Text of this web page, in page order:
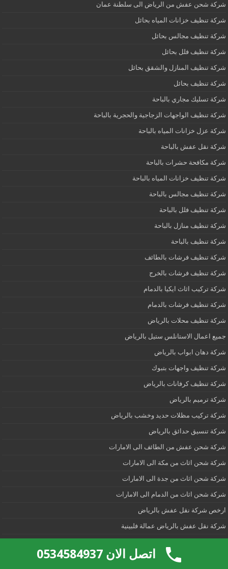
شركة شحن عفش من الرياض الى سلطنة عمان
شركة تنظيف خزانات المياه بحائل
شركة تنظيف مجالس بحائل
شركة تنظيف فلل بحائل
شركة تنظيف المنازل والشقق بحائل
شركة تنظيف بحائل
شركة تسليك مجاري بالباحة
شركة تنظيف الواجهات الزجاجية والحجرية بالباحة
شركة عزل خزانات المياه بالباحة
شركة نقل عفش بالباحة
شركة مكافحة حشرات بالباحة
شركة تنظيف خزانات المياه بالباحة
شركة تنظيف مجالس بالباحة
شركة تنظيف فلل بالباحة
شركة تنظيف منازل بالباحة
شركة تنظيف بالباحة
شركة تنظيف فرشات بالطائف
شركة تنظيف فرشات بالخرج
شركة تركيب اثاث ايكيا بالدمام
شركة تنظيف فرشات بالدمام
شركة تنظيف محلات بالرياض
جميع اعمال الاستانلس ستيل بالرياض
شركة دهان ابواب بالرياض
شركة تنظيف واجهات بتبوك
شركة تنظيف كرفانات بالرياض
شركة ترميم بالرياض
شركة تركيب مظلات حديد وخشب بالرياض
شركة تنسيق حدائق بالرياض
شركة شحن عفش من الطائف الى الامارات
شركة شحن اثاث من مكة الى الامارات
شركة شحن اثاث من جدة الى الامارات
شركة شحن اثاث من الدمام الى الامارات
ارخص شركة نقل عفش بالرياض
شركة نقل عفش بالرياض عمالة فلبينية
شركة رش دفان بالرياض اتصل الان 0534584937